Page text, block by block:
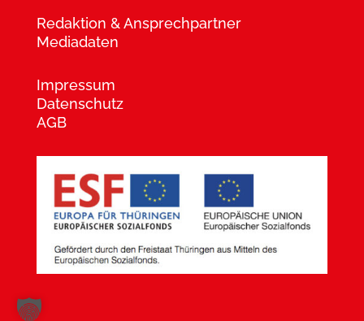
Redaktion & Ansprechpartner
Mediadaten
Impressum
Datenschutz
AGB